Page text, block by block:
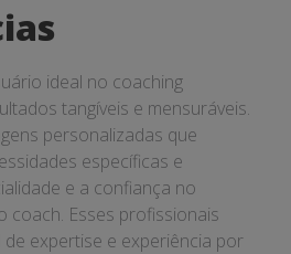
ideal no coaching
tangíveis e mensuráveis.
personalizadas que
específicas e
e a confiança no
coach. Esses profissionais
expertise e experiência por